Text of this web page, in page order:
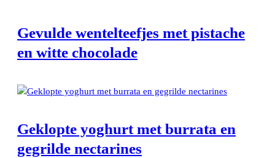
Gevulde wentelteefjes met pistache
en witte chocolade
Geklopte yoghurt met burrata en
gegrilde nectarines